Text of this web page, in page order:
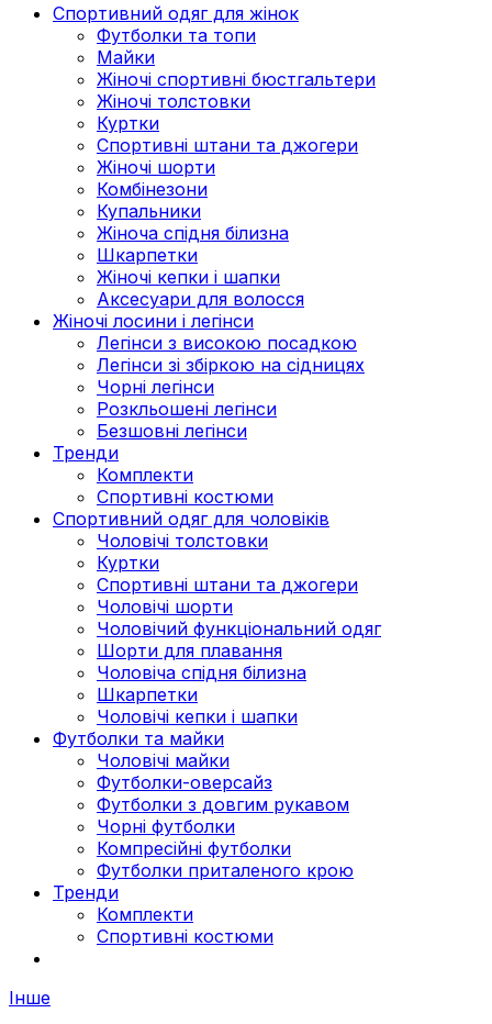
Спортивний одяг для жінок
Футболки та топи
Майки
Жіночі спортивні бюстгальтери
Жіночі толстовки
Куртки
Спортивні штани та джогери
Жіночі шорти
Комбінезони
Купальники
Жіноча спідня білизна
Шкарпетки
Жіночі кепки і шапки
Аксесуари для волосся
Жіночі лосини і легінси
Легінси з високою посадкою
Легінси зі збіркою на сідницях
Чорні легінси
Розкльошені легінси
Безшовні легінси
Тренди
Комплекти
Спортивні костюми
Спортивний одяг для чоловіків
Чоловічі толстовки
Куртки
Спортивні штани та джогери
Чоловічі шорти
Чоловічий функціональний одяг
Шорти для плавання
Чоловіча спідня білизна
Шкарпетки
Чоловічі кепки і шапки
Футболки та майки
Чоловічі майки
Футболки-оверсайз
Футболки з довгим рукавом
Чорні футболки
Компресійні футболки
Футболки приталеного крою
Тренди
Комплекти
Спортивні костюми
Інше